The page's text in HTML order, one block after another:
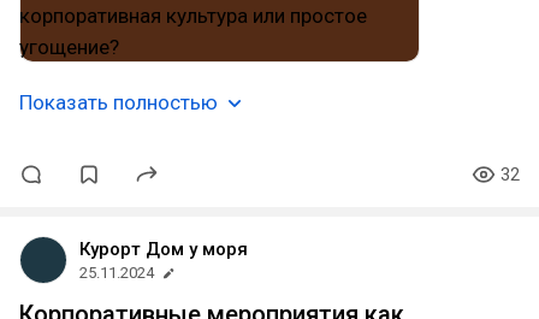
Показать полностью
32
Курорт Дом у моря
25.11.2024